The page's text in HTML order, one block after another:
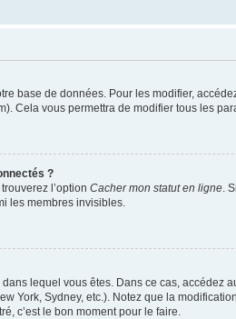
base de données. Pour les modifier,
Cela vous permettra de modifier tous les
?
l’option Cacher mon statut en ligne.
les membres invisibles.
lequel vous êtes. Dans ce cas, accédez
York, Sydney, etc.). Notez que la
c’est le bon moment pour le faire.